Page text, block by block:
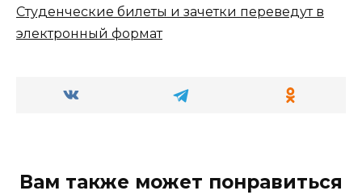
Студенческие билеты и зачетки переведут в
электронный формат
Вам также может понравиться